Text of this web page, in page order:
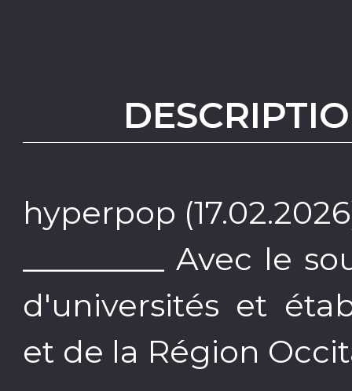
hyperpop
_________ Avec le
d'universités et
et de la Région